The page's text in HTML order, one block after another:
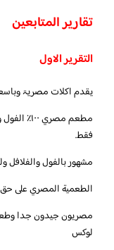
تقارير المتابعين
التقرير الاول
يقدم اكلات مصريۃ
مطعم
فقط.
مشهور بالفول والفلافل
الطعمية المصري على
مصريون جيدون جدا
لوكس